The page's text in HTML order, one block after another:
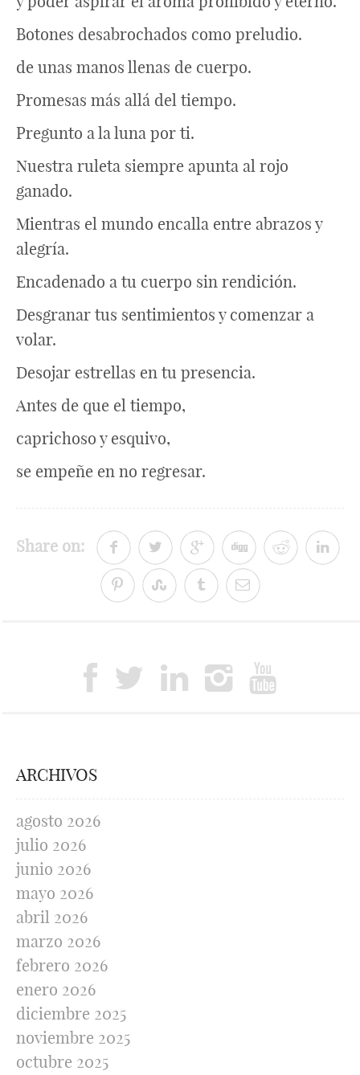
Botones desabrochados como preludio.
de unas manos llenas de cuerpo.
Promesas más allá del tiempo.
Pregunto a la luna por ti.
Nuestra ruleta siempre apunta al rojo
ganado.
Mientras el mundo encalla entre abrazos y
alegría.
Encadenado a tu cuerpo sin rendición.
Desgranar tus sentimientos y comenzar a
volar.
Desojar estrellas en tu presencia.
Antes de que el tiempo,
caprichoso y esquivo,
se empeñe en no regresar.
Share on:
ARCHIVOS
agosto 2026
julio 2026
junio 2026
mayo 2026
abril 2026
marzo 2026
febrero 2026
enero 2026
diciembre 2025
noviembre 2025
octubre 2025